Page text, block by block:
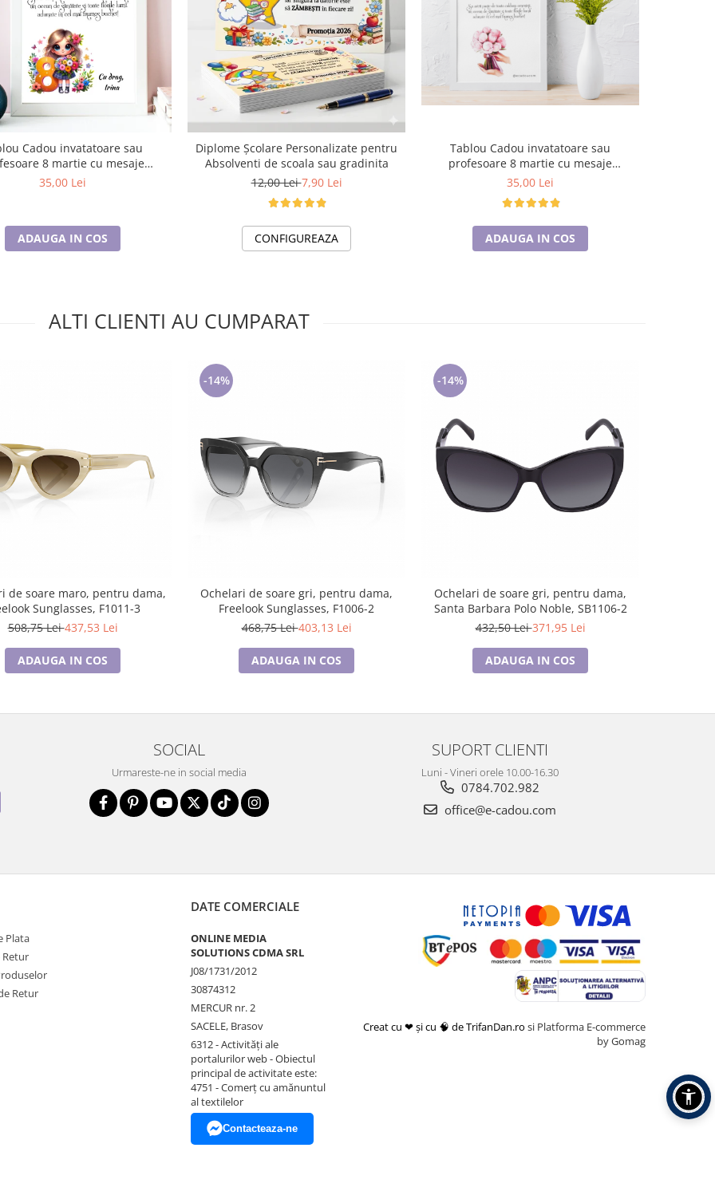
Cadou invatatoare sau
8 martie cu mesaje
personalizate T1016_121
35,00 Lei
ADAUGA IN COS
Diplome Școlare Personalizate pentru
Absolventi de scoala sau gradinita
12,00 Lei7,90 Lei
CONFIGUREAZA
Tablou Cadou invatatoare sau
profesoare 8 martie cu mesaje
personalizate T1015_12
35,00 Lei
ADAUGA IN COS
ALTI CLIENTI AU CUMPARAT
de soare maro, pentru dama,
Sunglasses, F1011-3
508,75 Lei437,53 Lei
ADAUGA IN COS
-14%
Ochelari de soare gri, pentru dama,
Freelook Sunglasses, F1006-2
468,75 Lei403,13 Lei
ADAUGA IN COS
-14%
Ochelari de soare gri, pentru dama,
Santa Barbara Polo Noble, SB1106-2
432,50 Lei371,95 Lei
ADAUGA IN COS
SOCIAL
Urmareste-ne in social media
SUPORT CLIENTI
Luni - Vineri orele 10.00-16.30
0784.702.982
office@e-cadou.com
Plata
Retur
Retur
DATE COMERCIALE
ONLINE MEDIA
SOLUTIONS CDMA SRL
J08/1731/2012
30874312
MERCUR nr. 2
SACELE, Brasov
6312 - Activităţi ale
portalurilor web - Obiectul
principal de activitate este:
4751 - Comerţ cu amănuntul
al textilelor
Contacteaza-ne
Creat cu ❤ și cu 🧠 de TrifanDan.ro si Platforma E-commerce
by Gomag